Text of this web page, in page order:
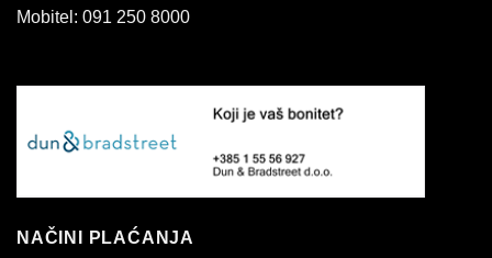
Mobitel: 091 250 8000
NAČINI PLAĆANJA